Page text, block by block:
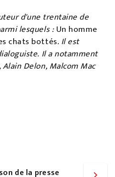
d'une trentaine de
lesquels :Un homme
chats bottés. Il est
Il a notamment
Delon, Malcom Mac
de la presse